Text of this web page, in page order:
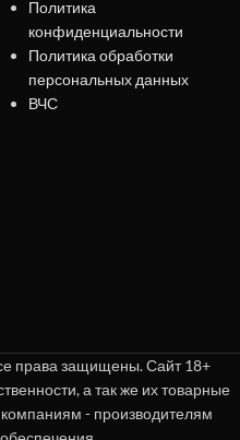
Политика
конфиденциальности
Политика обработки
персональных данных
ВЧС
права защищены. Сайт 18+
а так же их товарные
- производителям